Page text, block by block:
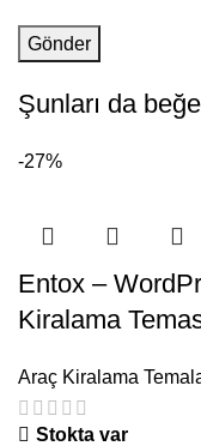
Şunları da
-27%
Entox –
Kiralama
Araç Kiralama
Stokta var